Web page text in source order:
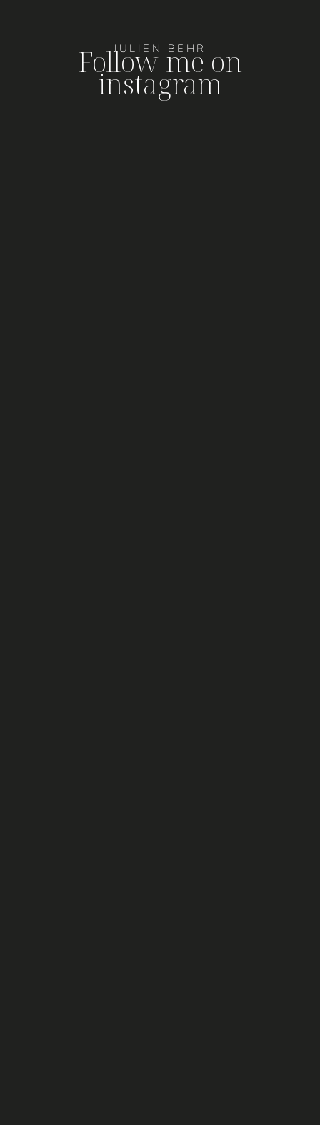
JULIEN BEHR
Follow me on
instagram